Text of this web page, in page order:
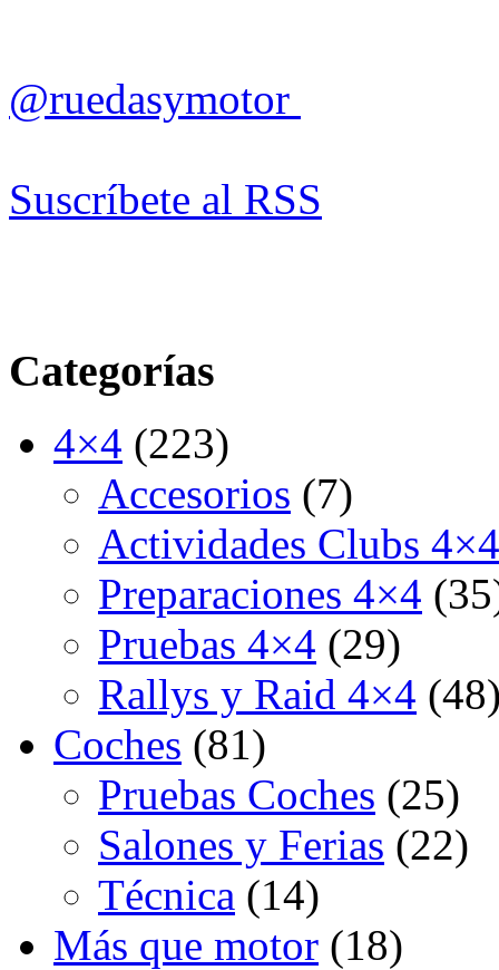
@ruedasymotor
Suscríbete al RSS
Categorías
4×4 (223)
Accesorios (7)
Actividades Clubs 4×4
Preparaciones 4×4
Pruebas 4×4 (29)
Rallys y Raid 4×4
Coches (81)
Pruebas Coches (25)
Salones y Ferias (22)
Técnica (14)
Más que motor (18)